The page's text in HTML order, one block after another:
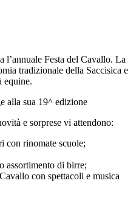
Festa del Cavallo. La
tradizionale della Saccisica e
equine.
alla sua 19^ edizione
e sorprese vi attendono:
con rinomate scuole;
assortimento di birre;
con spettacoli e musica